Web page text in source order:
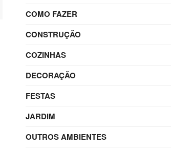
COMO FAZER
CONSTRUÇÃO
COZINHAS
DECORAÇÃO
FESTAS
JARDIM
OUTROS AMBIENTES